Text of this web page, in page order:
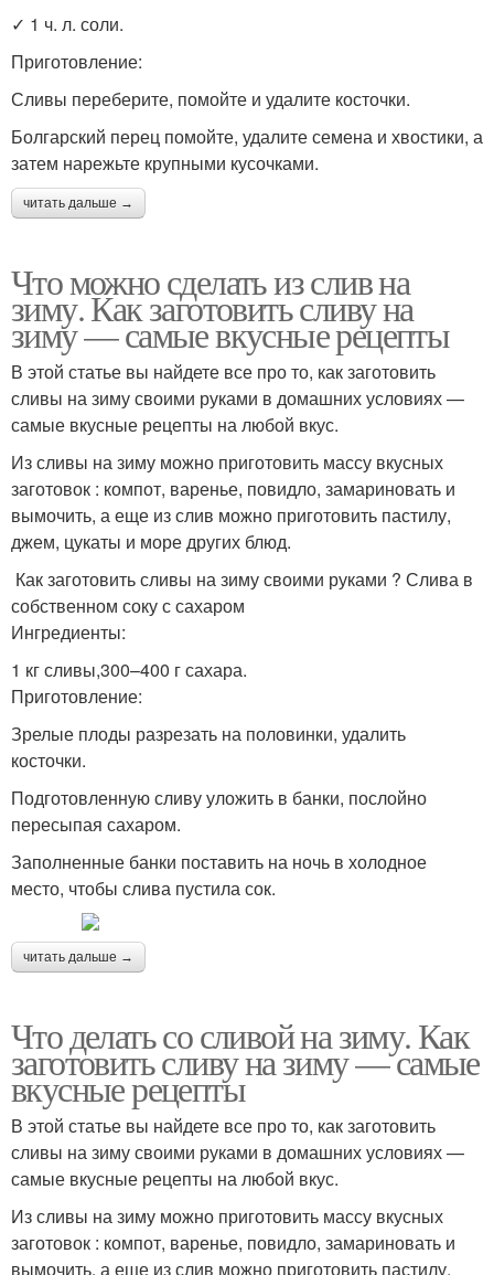
✓ 1 ч. л. соли.
Приготовление:
Сливы переберите, помойте и удалите косточки.
Болгарский перец помойте, удалите семена и хвостики, а
затем нарежьте крупными кусочками.
читать дальше →
Что можно сделать из слив на
зиму. Как заготовить сливу на
зиму — самые вкусные рецепты
В этой статье вы найдете все про то, как заготовить
сливы на зиму своими руками в домашних условиях —
самые вкусные рецепты на любой вкус.
Из сливы на зиму можно приготовить массу вкусных
заготовок : компот, варенье, повидло, замариновать и
вымочить, а еще из слив можно приготовить пастилу,
джем, цукаты и море других блюд.
Как заготовить сливы на зиму своими руками ? Слива в
собственном соку с сахаром
Ингредиенты:
1 кг сливы,300–400 г сахара.
Приготовление:
Зрелые плоды разрезать на половинки, удалить
косточки.
Подготовленную сливу уложить в банки, послойно
пересыпая сахаром.
Заполненные банки поставить на ночь в холодное
место, чтобы слива пустила сок.
читать дальше →
Что делать со сливой на зиму. Как
заготовить сливу на зиму — самые
вкусные рецепты
В этой статье вы найдете все про то, как заготовить
сливы на зиму своими руками в домашних условиях —
самые вкусные рецепты на любой вкус.
Из сливы на зиму можно приготовить массу вкусных
заготовок : компот, варенье, повидло, замариновать и
вымочить, а еще из слив можно приготовить пастилу,